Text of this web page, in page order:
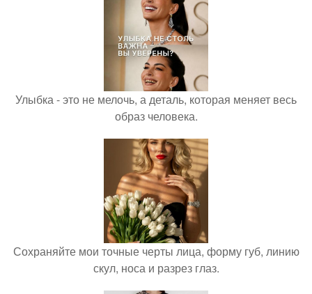
Улыбка - это не мелочь, а деталь, которая меняет весь
образ человека.
Сохраняйте мои точные черты лица, форму губ, линию
скул, носа и разрез глаз.